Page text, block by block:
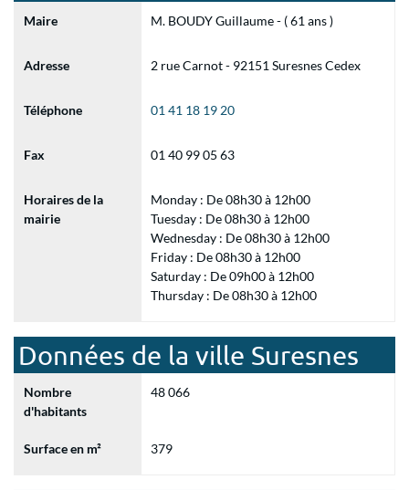
Maire M. BOUDY Guillaume - ( 61 ans )
Adresse 2 rue Carnot - 92151 Suresnes Cedex
Téléphone 01 41 18 19 20
Fax 01 40 99 05 63
Horaires de la
mairie
Monday : De 08h30 à 12h00
Tuesday : De 08h30 à 12h00
Wednesday : De 08h30 à 12h00
Friday : De 08h30 à 12h00
Saturday : De 09h00 à 12h00
Thursday : De 08h30 à 12h00
Données de la ville Suresnes
Nombre
d'habitants
48 066
Surface en m² 379